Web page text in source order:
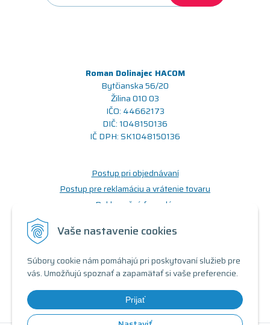
Vaše nastavenie cookies
Súbory cookie nám pomáhajú pri poskytovaní služieb pre
vás. Umožňujú spoznať a zapamätať si vaše preferencie.
Prijať
Roman Dolinajec HACOM
Bytčianska 56/20
Žilina 010 03
IČO: 44662173
DIČ: 1048150136
IČ DPH: SK1048150136
Postup pri objednávaní
Postup pre reklamáciu a vrátenie tovaru
Reklamačný formulár
Obchodné podmienky
Doprava a možnosti platby
Triedy a stavy produktov